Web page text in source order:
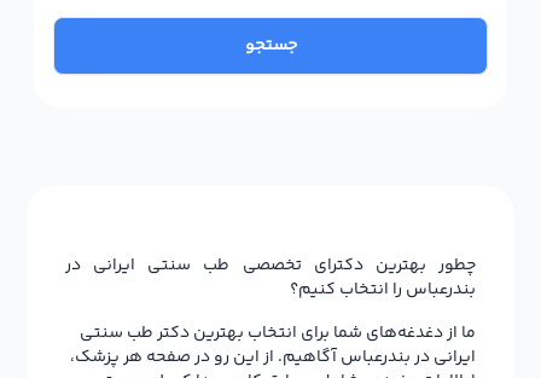
جستجو
چطور بهترین دکترای تخصصی طب سنتی ایرانی در
بندرعباس را انتخاب کنیم؟
ما از دغدغه‌های شما برای انتخاب بهترین دکتر طب سنتی
ایرانی در بندرعباس آگاهیم. از این رو در صفحه هر پزشک،